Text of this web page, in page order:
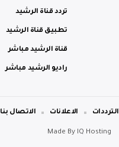
تردد قناة الرشيد
تطبيق قناة الرشيد
قناة الرشيد مباشر
راديو الرشيد مباشر
Made By IQ Hosting
الترددات الاعلانات الاتصال بنا